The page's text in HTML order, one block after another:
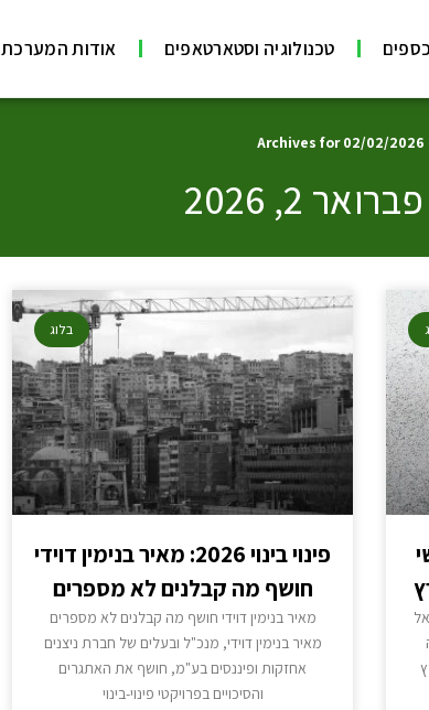
טכנולוגיה וסטארטאפים אודות המערכת
Archives for 02/02/2026
2, 2026
בלוג
פינוי בינוי 2026: מאיר בנימין דוידי
חושף מה קבלנים לא מספרים
מאיר בנימין דוידי חושף מה קבלנים לא מספרים
מאיר בנימין דוידי, מנכ"ל ובעלים של חברת ניצנים
אחזקות ופיננסים בע"מ, חושף את האתגרים
והסיכויים בפרויקטי פינוי-בינוי